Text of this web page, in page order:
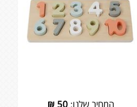
המחיר שלנו: 50
₪